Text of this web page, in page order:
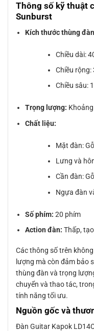
Thông số kỹ thuật
Sunburst
Kích thước thùng
Chiều dài:
Chiều rộng:
Chiều sâu:
Trọng lượng:
Chất liệu:
Mặt đàn:
Lưng và
Cần đàn:
Ngựa đàn
Số phím: 20 phím
Action đàn: Thấp,
Các thông số trên
lượng mà còn đảm bảo
thùng đàn và trọng
chuyển và thao tác,
tính năng tối ưu.
Nguồn gốc và
Đàn Guitar Kapok